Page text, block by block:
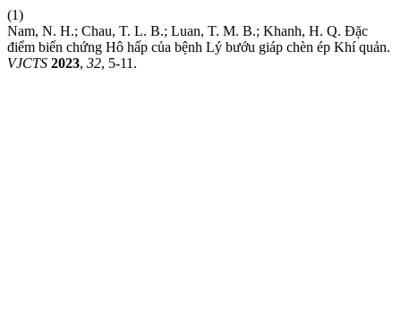
(1)
Nam, N. H.; Chau, T. L. B.; Luan, T. M. B.; Khanh, H. Q. Đặc
điểm biến chứng Hô hấp của bệnh Lý bướu giáp chèn ép Khí quản.
VJCTS 2023, 32, 5-11.